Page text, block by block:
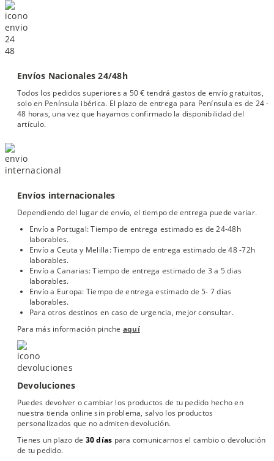
Envíos Nacionales 24/48h
Todos los pedidos superiores a 50 € tendrá gastos de envío gratuitos,
solo en Península ibérica. El plazo de entrega para Península es de 24 -
48 horas, una vez que hayamos confirmado la disponibilidad del
artículo.
Envíos internacionales
Dependiendo del lugar de envío, el tiempo de entrega puede variar.
Envío a Portugal: Tiempo de entrega estimado es de 24-48h
laborables.
Envío a Ceuta y Melilla: Tiempo de entrega estimado de 48 -72h
laborables.
Envío a Canarias: Tiempo de entrega estimado de 3 a 5 dias
laborables.
Envío a Europa: Tiempo de entrega estimado de 5- 7 días
laborables.
Para otros destinos en caso de urgencia, mejor consultar.
Para más información pinche aquí
Devoluciones
Puedes devolver o cambiar los productos de tu pedido hecho en
nuestra tienda online sin problema, salvo los productos
personalizados que no admiten devolución.
Tienes un plazo de 30 días para comunicarnos el cambio o devolución
de tu pedido.